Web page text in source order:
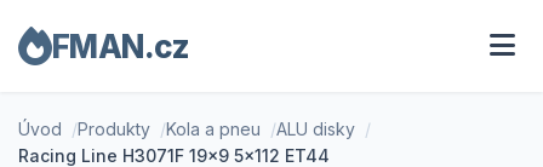
FMAN.cz
Úvod Produkty Kola a pneu
ALU disky
Racing Line H3071F 19x9 5x112 ET44